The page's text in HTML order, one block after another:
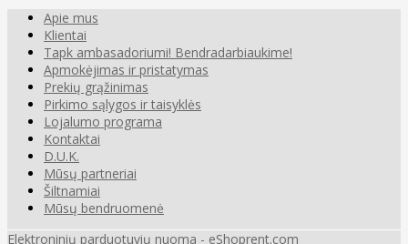
Apie mus
Klientai
Tapk ambasadoriumi! Bendradarbiaukime!
Apmokėjimas ir pristatymas
Prekių grąžinimas
Pirkimo sąlygos ir taisyklės
Lojalumo programa
Kontaktai
D.U.K.
Mūsų partneriai
Šiltnamiai
Mūsų bendruomenė
Elektroninių parduotuvių nuoma - eShoprent.com